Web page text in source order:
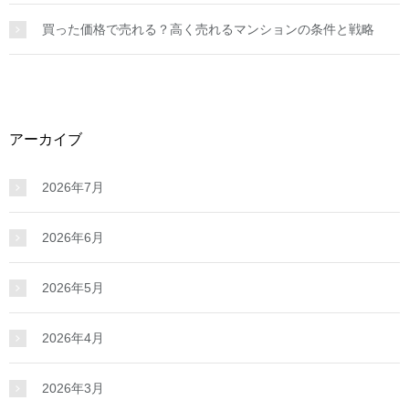
買った価格で売れる？高く売れるマンションの条件と戦略
アーカイブ
2026年7月
2026年6月
2026年5月
2026年4月
2026年3月